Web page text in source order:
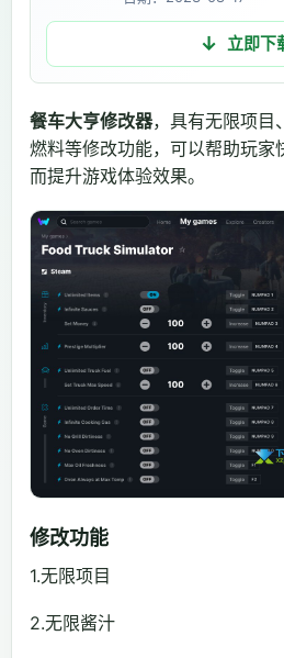
立即下
餐车大亨修改器，具有无限项目
燃料等修改功能，可以帮助玩家
而提升游戏体验效果。
修改功能
1.无限项目
2.无限酱汁